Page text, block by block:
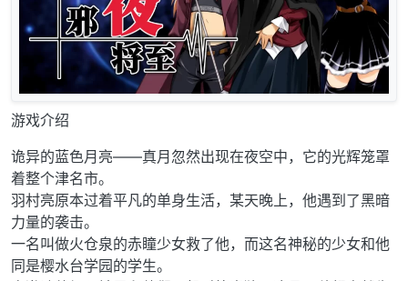
游戏介绍
诡异的蓝色月亮——真月忽然出现在夜空中，它的光辉笼罩
着整个津名市。
羽村亮原本过着平凡的单身生活，某天晚上，他遇到了黑暗
力量的袭击。
一名叫做火仓泉的赤瞳少女救了他，而这名神秘的少女和他
同是樱水台学园的学生。